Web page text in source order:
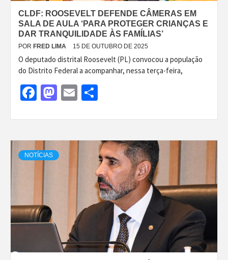
CLDF: ROOSEVELT DEFENDE CÂMERAS EM
SALA DE AULA ‘PARA PROTEGER CRIANÇAS E
DAR TRANQUILIDADE ÀS FAMÍLIAS’
POR FRED LIMA 15 DE OUTUBRO DE 2025
O deputado distrital Roosevelt (PL) convocou a população
do Distrito Federal a acompanhar, nessa terça-feira,
Facebook
Mastodon
Email
NOTÍCIAS